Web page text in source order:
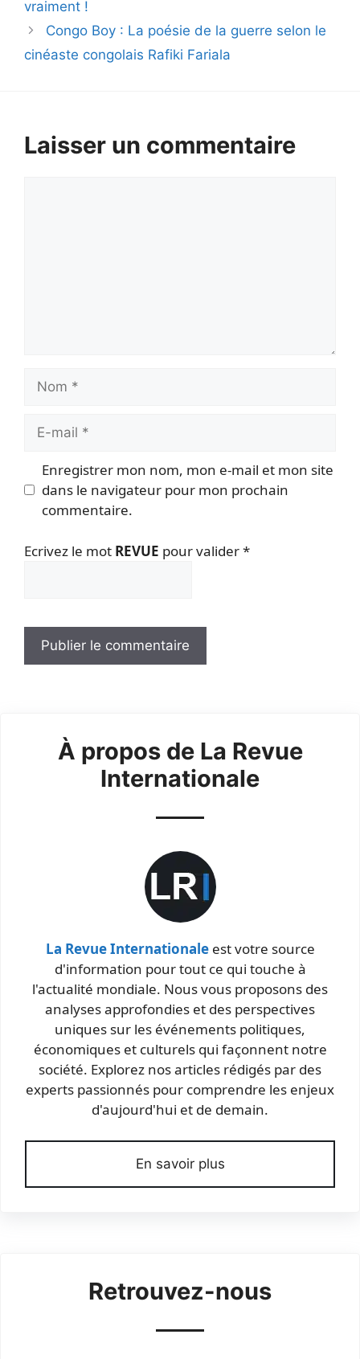
vraiment !
Congo Boy : La poésie de la guerre selon le
cinéaste congolais Rafiki Fariala
Laisser un commentaire
Nom
Enregistrer mon nom, mon e-mail et mon site
dans le navigateur pour mon prochain
commentaire.
Ecrivez le mot REVUE pour valider*
À propos de La Revue
Internationale
La Revue Internationaleest votre source
d'information pour tout ce qui touche à
l'actualité mondiale. Nous vous proposons des
analyses approfondies et des perspectives
uniques sur les événements politiques,
économiques et culturels qui façonnent notre
société. Explorez nos articles rédigés par des
experts passionnés pour comprendre les enjeux
d'aujourd'hui et de demain.
En savoir plus
Retrouvez-nous